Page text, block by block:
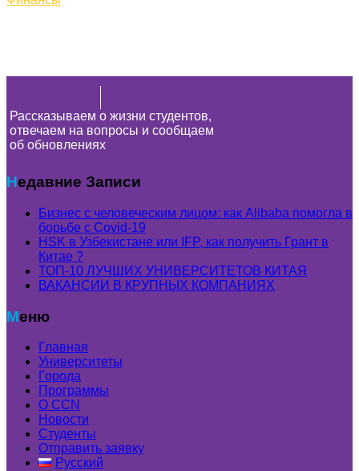
Рассказываем о жизни студентов,
отвечаем на вопросы и сообщаем
об обновлениях
Недавние Записи
Бизнес с человеческим лицом: как Alibaba помогла в
борьбе с Covid-19
HSK в Узбекистане или IFP, как получить Грант в
Китае ?
ТОП-10 ЛУЧШИХ УНИВЕРСИТЕТОВ КИТАЯ
ВАКАНСИИ В КРУПНЫХ КОМПАНИЯХ
Меню
Главная
Университеты
Города
Программы
О CCN
Новости
Студенты
Отправить заявку
Русский